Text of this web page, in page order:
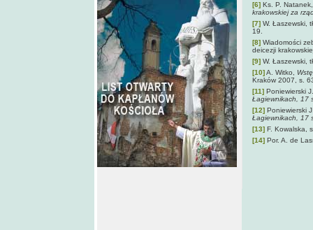
[6] Ks. P.
krakowskiej za
[7] W. Łaszewski,
19.
[8] Wiadomości
deicezji
[9] W. Łaszewski,
[10]A. Witko,
Kraków 2007, s.
[11] Poniewierski
Łagiewnikach,
[12] Poniewierski
Łagiewnikach, 17
[13] F. Kowalska,
[14] Por. A. de